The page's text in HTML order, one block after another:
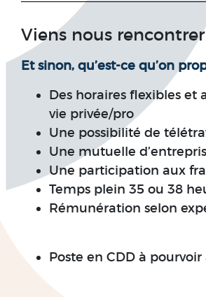
Viens nous
Et sinon, qu’est-ce qu’on
Des horaires flexibles
vie privée/pro
Une possibilité de
Une mutuelle
Une participation aux
Temps plein 35 ou 38
Rémunération selon
Poste en CDD à